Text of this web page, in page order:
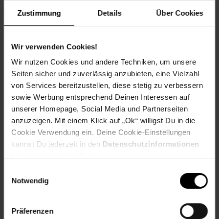
Zustimmung Details Über Cookies
Wir verwenden Cookies!
Wir nutzen Cookies und andere Techniken, um unsere
Seiten sicher und zuverlässig anzubieten, eine Vielzahl
von Services bereitzustellen, diese stetig zu verbessern
sowie Werbung entsprechend Deinen Interessen auf
unserer Homepage, Social Media und Partnerseiten
anzuzeigen. Mit einem Klick auf „Ok“ willigst Du in die
Cookie Verwendung ein. Deine Cookie-Einstellungen
kannst Du jederzeit in den Datenschutzinformationen
Notwendig
Präferenzen
Farbe
147 x 90 x 215 cm (BxHxT)
Gewicht
28,31 kg
Material
Bettgestell: Holz
Polster: Kunstleder
______________________________________________________
• 1 Bettgestell inkl. LED-Beleuchtung, Montagematerial und
Dekoration nicht im Lieferumfang